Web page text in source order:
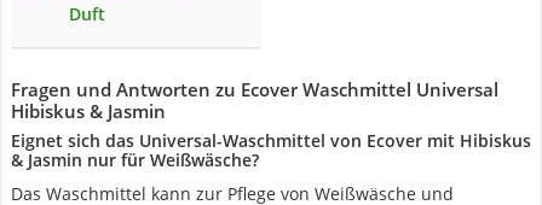
Duft
Fragen und Antworten zu Ecover Waschmittel Universal
Hibiskus & Jasmin
Eignet sich das Universal-Waschmittel von Ecover mit Hibiskus
& Jasmin nur für Weißwäsche?
Das Waschmittel kann zur Pflege von Weißwäsche und